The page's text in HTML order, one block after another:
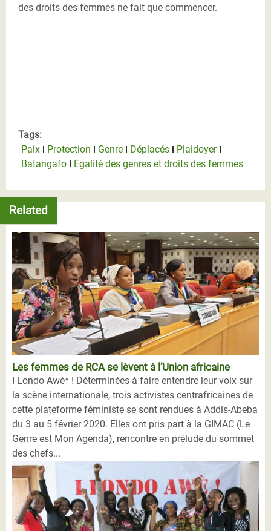
des droits des femmes ne fait que commencer.
Tags:
Paix
Protection Genre Déplacés
Plaidoyer
Batangafo
Egalité des genres et droits des femmes
Related
Les femmes de RCA se lèvent à l’Union africaine
I Londo Awè* ! Déterminées à faire entendre leur voix sur
la scène internationale, trois activistes centrafricaines de
cette plateforme féministe se sont rendues à Addis-Abeba
du 3 au 5 février 2020. Elles ont pris part à la GIMAC (Le
Genre est Mon Agenda), rencontre en prélude du sommet
des chefs...